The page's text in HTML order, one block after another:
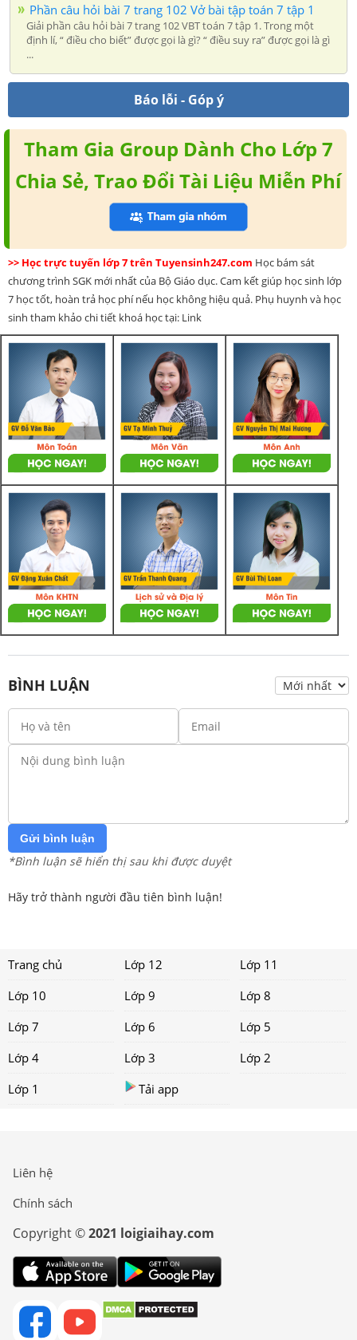
Phần câu hỏi bài 7 trang 102 Vở bài tập toán 7 tập 1
Giải phần câu hỏi bài 7 trang 102 VBT toán 7 tập 1. Trong một
định lí, “ điều cho biết” được gọi là gì? “ điều suy ra” được gọi là gì
...
Báo lỗi - Góp ý
Tham Gia Group Dành Cho Lớp 7
Chia Sẻ, Trao Đổi Tài Liệu Miễn Phí
>> Học trực tuyến lớp 7 trên Tuyensinh247.com Học bám sát
chương trình SGK mới nhất của Bộ Giáo dục. Cam kết giúp học sinh lớp
7 học tốt, hoàn trả học phí nếu học không hiệu quả. Phụ huynh và học
sinh tham khảo chi tiết khoá học tại: Link
BÌNH LUẬN
Gửi bình luận
*Bình luận sẽ hiển thị sau khi được duyệt
Hãy trở thành người đầu tiên bình luận!
Trang chủ Lớp 12
Lớp 11
Lớp 10
Lớp 9
Lớp 8
Lớp 7
Lớp 6
Lớp 5
Lớp 4
Lớp 3
Lớp 2
Lớp 1
Tải app
Liên hệ
Chính sách
Copyright ©2021 loigiaihay.com